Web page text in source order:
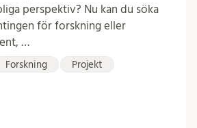
perspektiv? Nu kan du söka
för forskning eller
…
Forskning Projekt